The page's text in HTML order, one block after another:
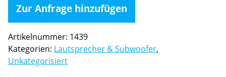
Set
inkl.
Menge
Zur Anfrage hinzufügen
Artikelnummer: 1439
Kategorien: Lautsprecher & Subwoofer,
Unkategorisiert